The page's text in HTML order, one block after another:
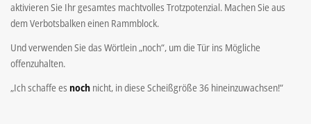
aktivieren Sie Ihr gesamtes machtvolles Trotzpotenzial. Machen Sie aus
dem Verbotsbalken einen Rammblock.
Und verwenden Sie das Wörtlein „noch“, um die Tür ins Mögliche
offenzuhalten.
„Ich schaffe es noch nicht, in diese Scheißgröße 36 hineinzuwachsen!“